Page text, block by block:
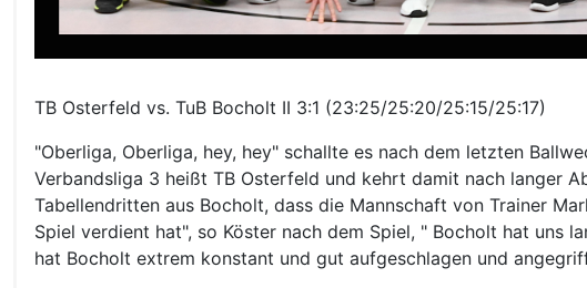
TB Osterfeld vs. TuB Bocholt II 3:1 (23:25/25:20/25:15/25:17)
"Oberliga, Oberliga, hey, hey" schallte es nach dem letzten
Verbandsliga 3 heißt TB Osterfeld und kehrt damit nach langer
Tabellendritten aus Bocholt, dass die Mannschaft von Trainer
Spiel verdient hat", so Köster nach dem Spiel, " Bocholt hat uns
hat Bocholt extrem konstant und gut aufgeschlagen und